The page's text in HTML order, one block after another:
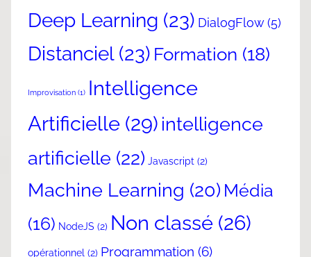
Deep Learning (23) DialogFlow(5)
Distanciel(23) Formation (18)
Improvisation (1) Intelligence
Artificielle (29) intelligence
artificielle (22) Javascript (2)
Machine Learning (20) Média
(16) NodeJS (2) Non classé (26)
opérationnel (2) Programmation (6)